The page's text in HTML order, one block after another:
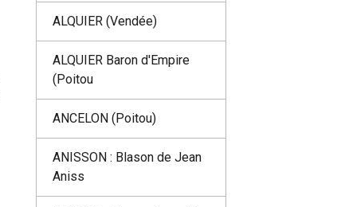
ALQUIER (Vendée)
ALQUIER Baron d'Empire
(Poitou
ANCELON (Poitou)
ANISSON : Blason de Jean
Aniss